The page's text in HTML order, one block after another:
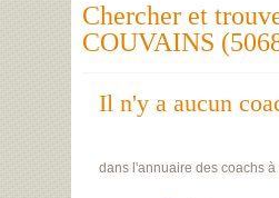
Chercher et
COUVAINS
Il n'y a aucun
dans l'annuaire des coachs à